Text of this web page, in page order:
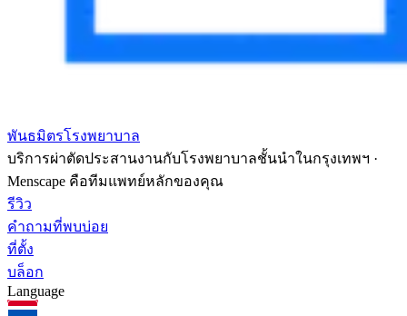
พันธมิตรโรงพยาบาล
บริการผ่าตัดประสานงานกับโรงพยาบาลชั้นนำในกรุงเทพฯ ·
Menscape คือทีมแพทย์หลักของคุณ
รีวิว
คำถามที่พบบ่อย
ที่ตั้ง
บล็อก
Language